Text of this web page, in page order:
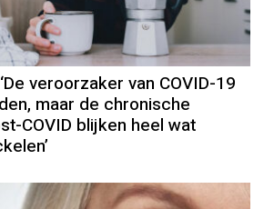
veroorzaker van COVID-19
maar de chronische
COVID blijken heel wat